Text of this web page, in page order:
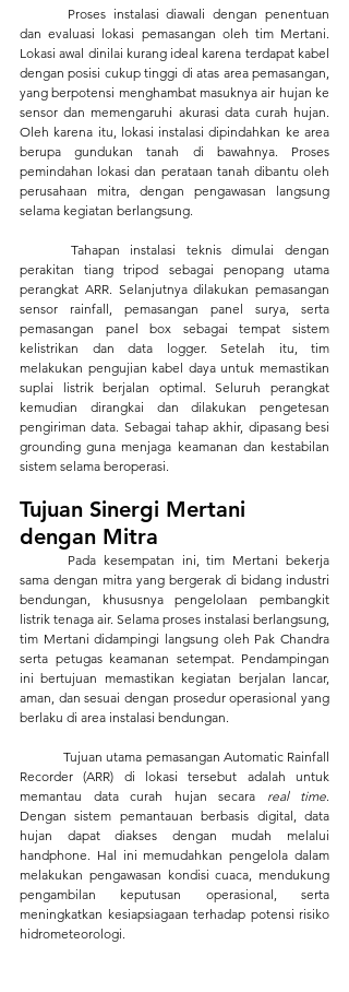
dan evaluasi lokasi pemasangan oleh tim Mertani.
Lokasi awal dinilai kurang ideal karena terdapat kabel
dengan posisi cukup tinggi di atas area pemasangan,
yang berpotensi menghambat masuknya air hujan ke
sensor dan memengaruhi akurasi data curah hujan.
Oleh karena itu, lokasi instalasi dipindahkan ke area
berupa gundukan tanah di bawahnya. Proses
pemindahan lokasi dan perataan tanah dibantu oleh
perusahaan mitra, dengan pengawasan langsung
selama kegiatan berlangsung.
perakitan tiang tripod sebagai penopang utama
perangkat ARR. Selanjutnya dilakukan pemasangan
sensor rainfall, pemasangan panel surya, serta
pemasangan panel box sebagai tempat sistem
kelistrikan dan data logger. Setelah itu, tim
melakukan pengujian kabel daya untuk memastikan
suplai listrik berjalan optimal. Seluruh perangkat
kemudian dirangkai dan dilakukan pengetesan
pengiriman data. Sebagai tahap akhir, dipasang besi
grounding guna menjaga keamanan dan kestabilan
sistem selama beroperasi.
Tujuan Sinergi Mertani
dengan Mitra
sama dengan mitra yang bergerak di bidang industri
bendungan, khususnya pengelolaan pembangkit
listrik tenaga air. Selama proses instalasi berlangsung,
tim Mertani didampingi langsung oleh Pak Chandra
serta petugas keamanan setempat. Pendampingan
ini bertujuan memastikan kegiatan berjalan lancar,
aman, dan sesuai dengan prosedur operasional yang
berlaku di area instalasi bendungan.
	Tujuan utama pemasangan Automatic Rainfall
Recorder (ARR) di lokasi tersebut adalah untuk
memantau data curah hujan secara real time
Dengan sistem pemantauan berbasis digital, data
hujan dapat diakses dengan mudah melalui
handphone. Hal ini memudahkan pengelola dalam
melakukan pengawasan kondisi cuaca, mendukung
pengambilan keputusan operasional, serta
meningkatkan kesiapsiagaan terhadap potensi risiko
hidrometeorologi.